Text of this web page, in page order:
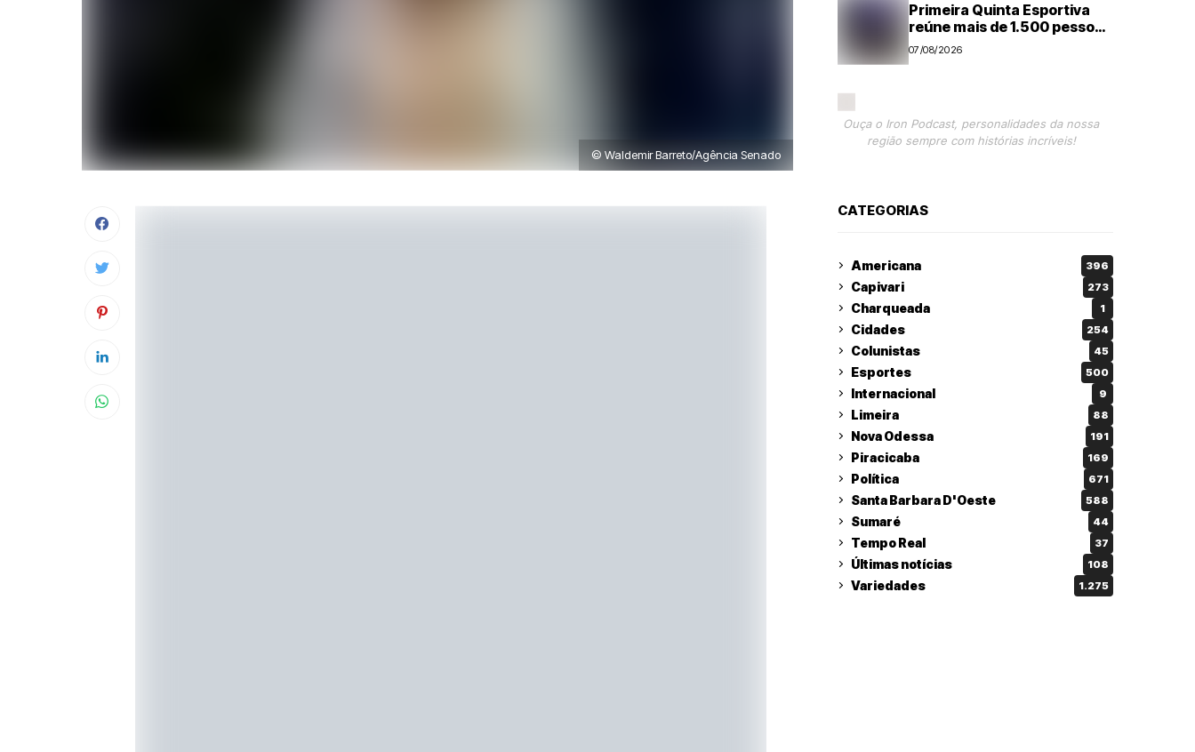
© Waldemir Barreto/Agência Senado
Primeira Quinta Esportiva
reúne mais de 1.500 pessoas
em noite histórica para
07/08/2026
Ouça o Iron Podcast, personalidades da nossa
região sempre com histórias incríveis!
CATEGORIAS
Americana 396
Capivari 273
Charqueada 1
Cidades 254
Colunistas 45
Esportes 500
Internacional 9
Limeira 88
Nova Odessa 191
Piracicaba 169
Política 671
Santa Barbara D'Oeste 588
Sumaré 44
Tempo Real 37
Últimas notícias 108
Variedades 1.275